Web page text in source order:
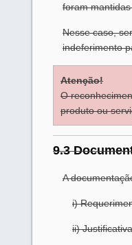
foram
Nesse caso,
indeferimento
Atenção!
O
produto ou
9.3
A
i)
ii)